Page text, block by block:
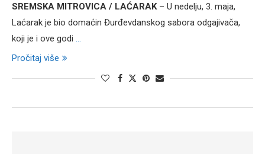
SREMSKA MITROVICA / LAĆARAK– U nedelju, 3. maja,
Laćarak je bio domaćin Đurđevdanskog sabora odgajivača,
koji je i ove godi ...
Pročitaj više